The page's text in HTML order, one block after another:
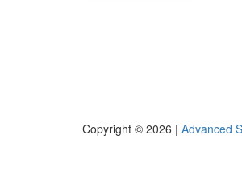
Copyright © 2026 | Advanced